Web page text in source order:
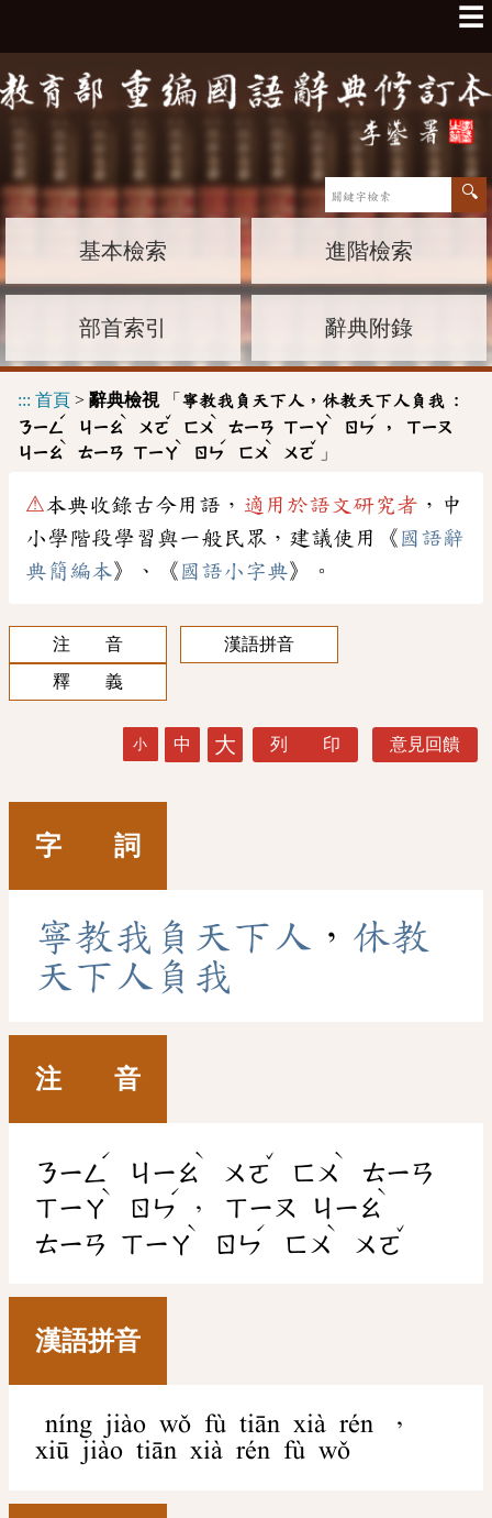
☰
基本檢索 進階檢索
部首索引 辭典附錄
::: 首頁 > 辭典檢視「 寧教我負天下人，休教天下人負我 :
ㄋㄧㄥ
ˊ
ㄐㄧㄠ
ˋ
ㄨㄛ
ˇ
ㄈㄨ
ˋ
ㄊㄧㄢ ㄒㄧㄚ
ˋ
ㄖㄣ
ˊ
，
ㄒㄧㄡ
ㄐㄧㄠ
ˋ
ㄊㄧㄢ ㄒㄧㄚ
ˋ
ㄖㄣ
ˊ
ㄈㄨ
ˋ
ㄨㄛ
ˇ
」
⚠本典收錄古今用語， 適用於語文研究者 ，中
小學階段學習與一般民眾，建議使用《 國語辭
典簡編本》、《 國語小字典》。
注 音
漢語拼音
釋 義
小 中 大 列 印 意見回饋
字 詞
寧教我 負 天 下 人 ， 休教
天 下 人 負 我
注 音
ㄋㄧㄥ
ˊ
ㄐㄧㄠ
ˋ
ㄨㄛ
ˇ
ㄈㄨ
ˋ
ㄊㄧㄢ
ㄒㄧㄚ
ˋ
ㄖㄣ
ˊ
， ㄒㄧㄡ ㄐㄧㄠ
ˋ
ㄊㄧㄢ ㄒㄧㄚ
ˋ
ㄖㄣ
ˊ
ㄈㄨ
ˋ
ㄨㄛ
ˇ
漢語拼音
níng jiào wǒ fù tiān xià rén ，
xiū jiào tiān xià rén fù wǒ